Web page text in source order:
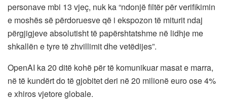
personave mbi 13 vjeç, nuk ka “ndonjë filtër për verifikimin
e moshës së përdoruesve që i ekspozon të miturit ndaj
përgjigjeve absolutisht të papërshtatshme në lidhje me
shkallën e tyre të zhvillimit dhe vetëdijes”.
OpenAI ka 20 ditë kohë për të komunikuar masat e marra,
në të kundërt do të gjobitet deri në 20 milionë euro ose 4%
e xhiros vjetore globale.